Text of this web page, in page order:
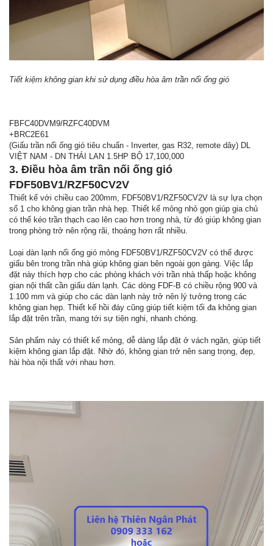
Tiết kiệm không gian khi sử dụng điều hòa âm trần nối ống gió
FBFC40DVM9/RZFC40DVM
+BRC2E61
(Giấu trần nối ống gió tiêu chuẩn - Inverter, gas R32, remote dây) DL
VIỆT NAM - DN THÁI LAN 1.5HP BỘ 17,100,000
3. Điều hòa âm trần nối ống gió
FDF50BV1/RZF50CV2V
Thiết kế với chiều cao 200mm, FDF50BV1/RZF50CV2V là sự lựa chọn
số 1 cho không gian trần nhà hẹp. Thiết kế mỏng nhỏ gọn giúp gia chủ
có thể kéo trần thạch cao lên cao hơn trong nhà, từ đó giúp không gian
trong phòng trở nên rộng rãi, thoáng hơn rất nhiều.
Loại dàn lạnh nối ống gió mỏng FDF50BV1/RZF50CV2V có thể được
giấu bên trong trần nhà giúp không gian bên ngoài gọn gàng. Việc lắp
đặt này thích hợp cho các phòng khách với trần nhà thấp hoặc không
gian nội thất cần giấu dàn lạnh. Các dòng FDF-B có chiều rộng 900 và
1.100 mm và giúp cho các dàn lạnh này trở nên lý tưởng trong các
không gian hẹp. Thiết kế hồi đáy cũng giúp tiết kiệm tối đa không gian
lắp đặt trên trần, mang tới sự tiện nghi, nhanh chóng.
Sản phẩm này có thiết kế mỏng, dễ dàng lắp đặt ở vách ngăn, giúp tiết
kiệm không gian lắp đặt. Nhờ đó, không gian trở nên sang trọng, đẹp,
hài hòa nội thất với nhau hơn.